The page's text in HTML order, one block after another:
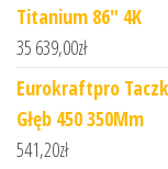
Titanium 86" 4K
35 639,00zł
Eurokraftpro
Głęb 450 350Mm
541,20zł